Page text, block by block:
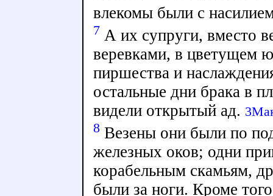
влекомы были с
7 А их супруги, вместо
веревками, в цветущем
пиршества и
остальные дни брака в
видели открытый ад.
8Везены они были по
железных оков; одни
корабельным скамьям,
были за ноги. Кроме